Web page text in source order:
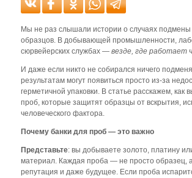
Мы не раз слышали истории о случаях подмены
образцов. В добывающей промышленности,
сюрвейерских службах — везде, где работает
И даже если никто не собирался ничего
результатам могут появиться просто из-за
герметичной упаковки. В статье расскажем, как
проб, которые защитят образцы от вскрытия,
человеческого фактора.
Почему банки для проб — это важно
Представьте: вы добываете золото, платину
материал. Каждая проба — не просто образец,
репутация и даже будущее. Если проба